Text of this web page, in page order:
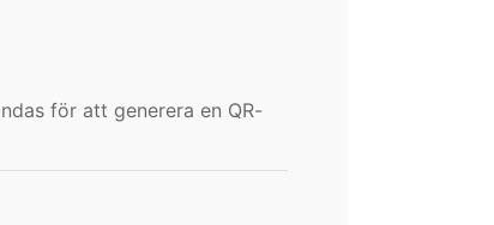
för att generera en QR-